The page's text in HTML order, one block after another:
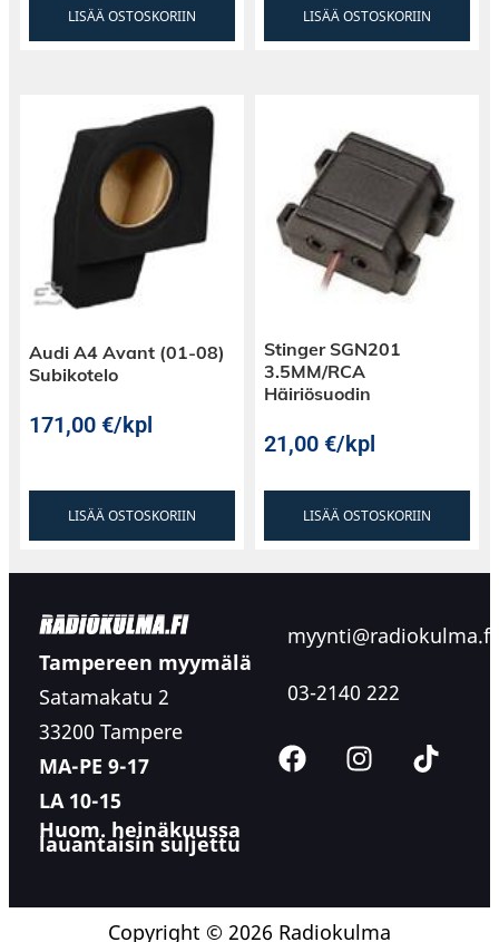
LISÄÄ OSTOSKORIIN LISÄÄ OSTOSKORIIN
Audi A4 Avant (01-08)
Subikotelo
171,00€/kpl
LISÄÄ OSTOSKORIIN
Stinger SGN201
3.5MM/RCA
Häiriösuodin
21,00€/kpl
LISÄÄ OSTOSKORIIN
Tampereen myymälä
Satamakatu 2
33200 Tampere
MA-PE 9-17
LA 10-15
Huom. heinäkuussa
lauantaisin suljettu
myynti@radiokulma.fi
03-2140 222
Copyright © 2026 Radiokulma